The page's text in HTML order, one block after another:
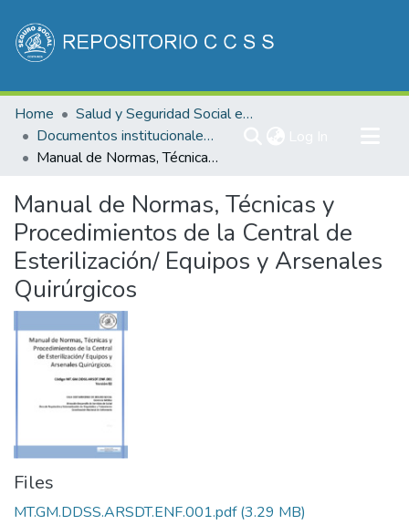
Communities & Collections
All of DSpace
Statistics
Home
Salud y Seguridad Social en Costa Rica
Documentos institucionales DDSS
Manual de Normas, Técnicas y Procedimientos de la Central de Esterilización/ Equipos y Arsenales Quirúrgicos
Manual de Normas, Técnicas y
Procedimientos de la Central de
Esterilización/ Equipos y Arsenales
Quirúrgicos
Files
MT.GM.DDSS.ARSDT.ENF.001.pdf(3.29 MB)